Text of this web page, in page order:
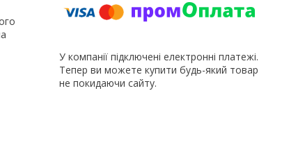
У компанії підключені електронні платежі.
Тепер ви можете купити будь-який товар
не покидаючи сайту.